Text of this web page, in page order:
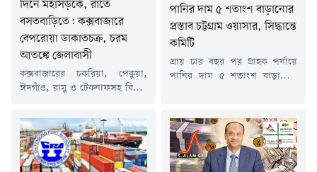
যেমন উৎপাদনশীলতা বাড়ছে,
তেমনি...
দিনে মহাসড়কে, রাতে
বসতবাড়িতে: কক্সবাজারে
বেপরোয়া ডাকাতচক্র, চরম
আতঙ্কে জেলাবাসী
কক্সবাজারের চকরিয়া, পেকুয়া,
ঈদগাঁও, রামু ও টেকনাফসহ বিভিন্ন
তৎপরতা নজিরবিহীন ও বেপরোয়া
রূপ ধারণ করেছে। দিনদুপুরে
মহাসড়কে যাত্রীবাহী বাস থামিয়ে
অস্ত্র উঁচিয়ে লাখ লাখ টাকা লুট করা
পানির দাম ৫ শতাংশ বাড়ানোর
প্রস্তাব চট্টগ্রাম ওয়াসার, সিদ্ধান্তে
কমিটি
প্রায় চার বছর পর গ্রাহক পর্যায়ে
পানির দাম ৫ শতাংশ বাড়ানোর
না দিয়ে বিষয়টি পর্যালোচনার জন্য
একটি কমিটি গঠন করা হয়েছে।
কমিটির সুপারিশের ভিত্তিতে পরবর্তী
সিদ্ধান্ত নেওয়া হবে বলে জানিয়েছে